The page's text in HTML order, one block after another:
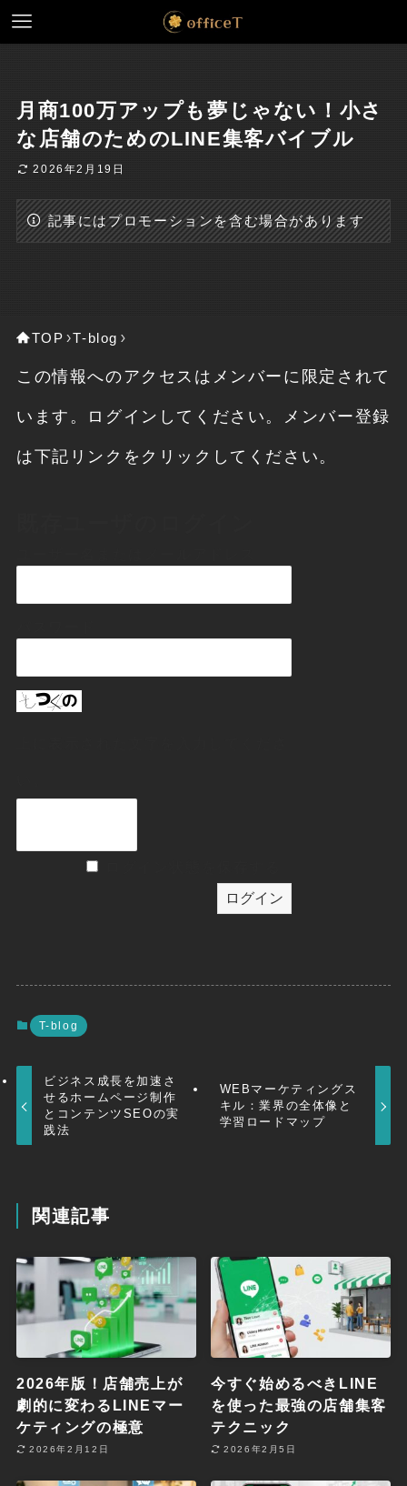
月商100万アップも夢じゃない！小さ
な店舗のためのLINE集客バイブル
2026年2月19日
記事にはプロモーションを含む場合があります
TOP T-blog
この情報へのアクセスはメンバーに限定されて
います。ログインしてください。メンバー登録
は下記リンクをクリックしてください。
T-blog
ビジネス成長を加速さ
せるホームページ制作
とコンテンツSEOの実
践法
WEBマーケティングス
キル：業界の全体像と
学習ロードマップ
関連記事
2026年版！店舗売上が
劇的に変わるLINEマー
ケティングの極意
2026年2月12日
今すぐ始めるべきLINE
を使った最強の店舗集客
テクニック
2026年2月5日